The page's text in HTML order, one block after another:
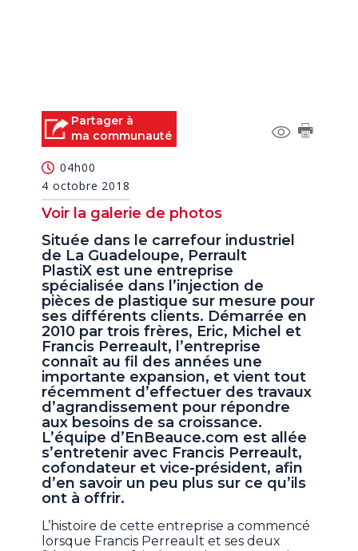
Partager à
ma communauté
04h00
4 octobre 2018
Voir la galerie de photos
Située dans le carrefour industriel
de La Guadeloupe, Perrault
PlastiX est une entreprise
spécialisée dans l’injection de
pièces de plastique sur mesure pour
ses différents clients. Démarrée en
2010 par trois frères, Eric, Michel et
Francis Perreault, l’entreprise
connaît au fil des années une
importante expansion, et vient tout
récemment d’effectuer des travaux
d’agrandissement pour répondre
aux besoins de sa croissance.
L’équipe d’EnBeauce.com est allée
s’entretenir avec Francis Perreault,
cofondateur et vice-président, afin
d’en savoir un peu plus sur ce qu’ils
ont à offrir.
L’histoire de cette entreprise a commencé
lorsque Francis Perreault et ses deux